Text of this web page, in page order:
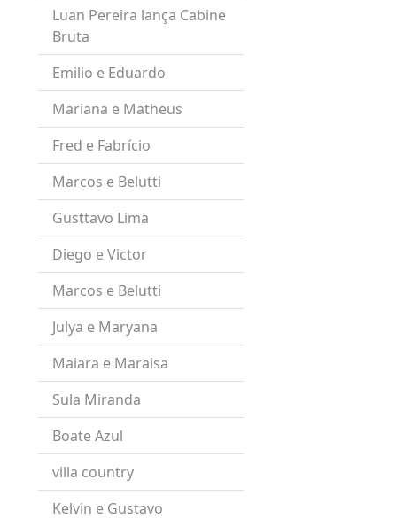
Luan Pereira lança Cabine
Bruta
Emilio e Eduardo
Mariana e Matheus
Fred e Fabrício
Marcos e Belutti
Gusttavo Lima
Diego e Victor
Marcos e Belutti
Julya e Maryana
Maiara e Maraisa
Sula Miranda
Boate Azul
villa country
Kelvin e Gustavo